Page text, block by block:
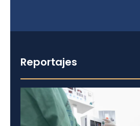
Reportajes